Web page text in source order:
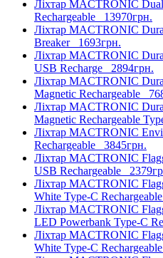
Ліхтар MACTRONIC
Rechargeable 13970грн.
Ліхтар MACTRONIC
Breaker 1693грн.
Ліхтар MACTRONIC
USB Recharge 2894грн.
Ліхтар MACTRONIC
Magnetic Rechargeable
Ліхтар MACTRONIC
Magnetic Rechargeable
Ліхтар MACTRONIC
Rechargeable 3845грн.
Ліхтар MACTRONIC
USB Rechargeable
Ліхтар MACTRONIC
White Type-C
Ліхтар MACTRONIC
LED Powerbank Type-C
Ліхтар MACTRONIC
White Type-C